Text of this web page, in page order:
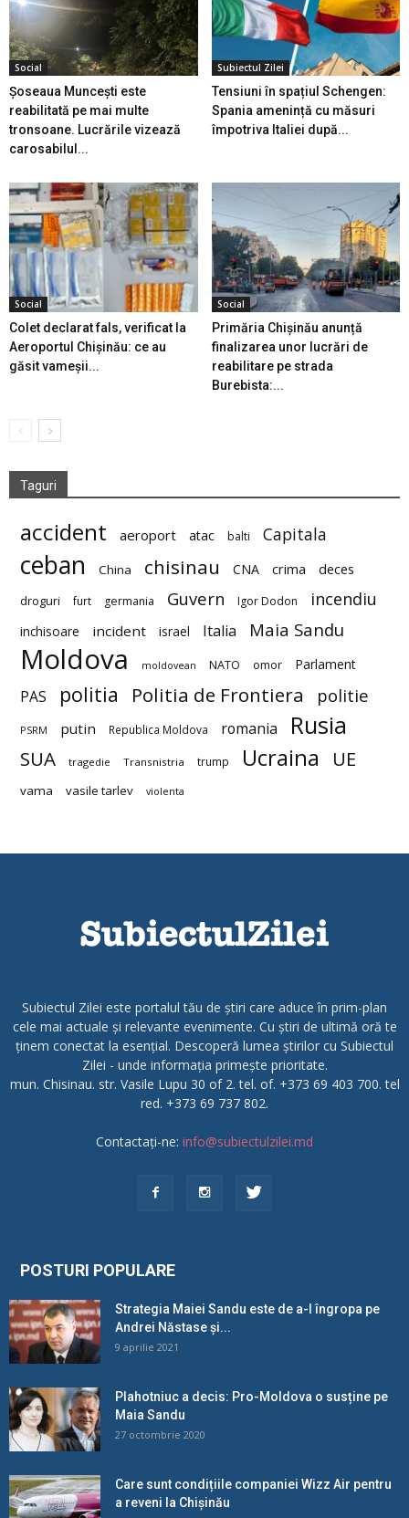
Social
Șoseaua Muncești este
reabilitată pe mai multe
tronsoane. Lucrările vizează
carosabilul...
Subiectul Zilei
Tensiuni în spațiul Schengen:
Spania amenință cu măsuri
împotriva Italiei după...
Social
Colet declarat fals, verificat la
Aeroportul Chișinău: ce au
găsit vameșii...
Social
Primăria Chișinău anunță
finalizarea unor lucrări de
reabilitare pe strada
Burebista:...
Taguri
accident aeroport atac balti Capitala
ceban China chisinau CNA crima deces
droguri furt germania Guvern Igor Dodon incendiu
inchisoare incident israel Italia Maia Sandu
Moldova moldovean NATO omor Parlament
PAS politia Politia de Frontiera politie
PSRM putin Republica Moldova romania Rusia
SUA tragedie Transnistria trump Ucraina UE
vama vasile tarlev violenta
Subiectul Zilei este portalul tău de știri care aduce în prim-plan
cele mai actuale și relevante evenimente. Cu știri de ultimă oră te
ținem conectat la esențial. Descoperă lumea știrilor cu Subiectul
Zilei - unde informația primește prioritate.
mun. Chisinau. str. Vasile Lupu 30 of 2. tel. of. +373 69 403 700. tel
red. +373 69 737 802.
Contactați-ne: info@subiectulzilei.md
POSTURI POPULARE
Strategia Maiei Sandu este de a-l îngropa pe
Andrei Năstase și...
9 aprilie 2021
Plahotniuc a decis: Pro-Moldova o susține pe
Maia Sandu
27 octombrie 2020
Care sunt condițiile companiei Wizz Air pentru
a reveni la Chișinău